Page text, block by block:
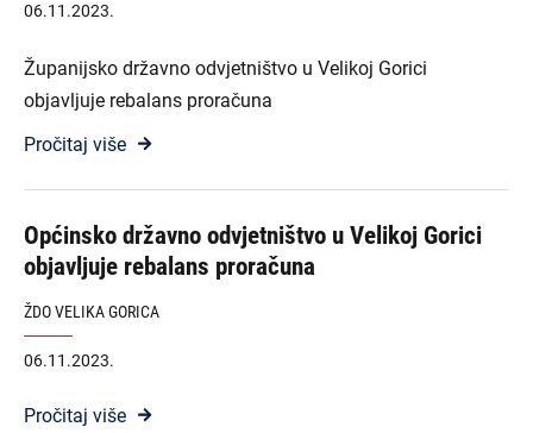
06.11.2023.
Županijsko državno odvjetništvo u Velikoj Gorici
objavljuje rebalans proračuna
Pročitaj više
Općinsko državno odvjetništvo u Velikoj Gorici
objavljuje rebalans proračuna
ŽDO VELIKA GORICA
06.11.2023.
Pročitaj više